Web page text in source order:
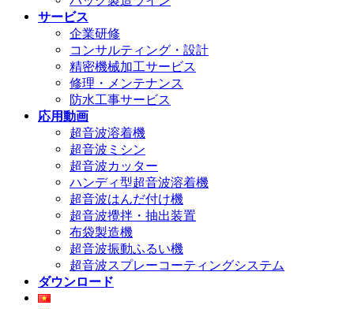
サービス
企業研修
コンサルティング・設計
精密機械加工サービス
修理・メンテナンス
防水工事サービス
応用動画
超音波溶着機
超音波ミシン
超音波カッター
ハンディ型超音波溶着機
超音波はんだ付け機
超音波攪拌・抽出装置
布袋製造機
超音波振動ふるい機
超音波スプレーコーティングシステム
ダウンロード